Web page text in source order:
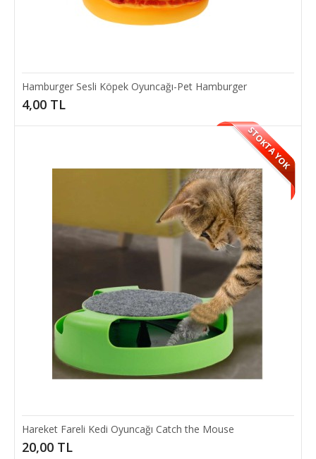
Evcil Hayvan Kedi Köpek Tuşlu Otomatik Tüy Toplayıcı
Tarak Kaşıma Tarağı Fırça
Otomatik Tuşlu Kendinden Temizlenen Fırça Kedi ve köpekler için
özel tasarlanmış kolay temizlenen ve..
10,00 TL
SEPETE EKLE
Hamburger Sesli Köpek Oyuncağı-Pet Hamburger
4,00 TL
Hareket Fareli Kedi Oyuncağı Catch the Mouse
STOKTA YOK
20,00 TL